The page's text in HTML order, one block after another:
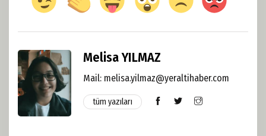
Melisa YILMAZ
Mail: melisa.yilmaz@yeraltihaber.com
tüm yazıları